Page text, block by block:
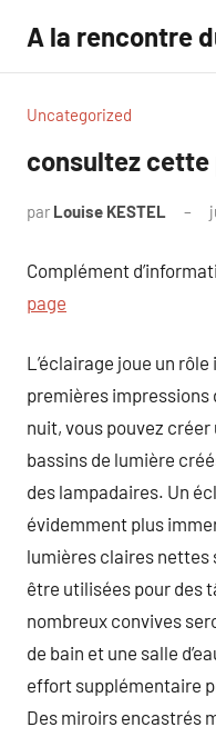
contenu
A la rencontre
Uncategorized
consultez cette
par Louise KESTEL
Complément
page
L’éclairage joue un
premières impressions
nuit, vous pouvez
bassins de lumière
des lampadaires. Un
évidemment plus
lumières claires
être utilisées pour des
nombreux convives
de bain et une salle
effort supplémentaire
Des miroirs encastrés